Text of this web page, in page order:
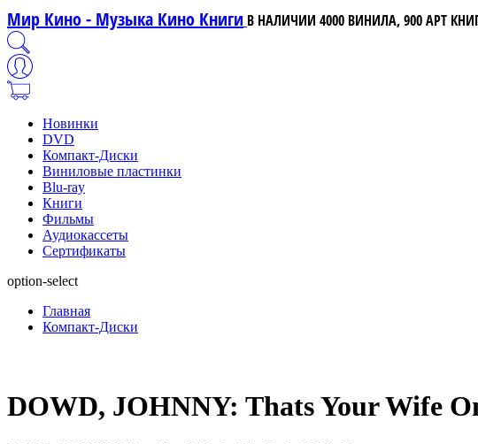
Мир Кино - Музыка Кино Книги В НАЛИЧИИ 4000 ВИНИЛА, 900 АРТ
Новинки
DVD
Компакт-Диски
Виниловые пластинки
Blu-ray
Книги
Фильмы
Аудиокассеты
Сертификаты
option-select
Главная
Компакт-Диски
DOWD, JOHNNY: Thats Your Wife